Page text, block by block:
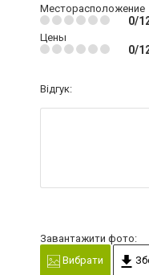
Месторасположение
0/
Цены
0/
Відгук:
Завантажити фото:
Вибрати